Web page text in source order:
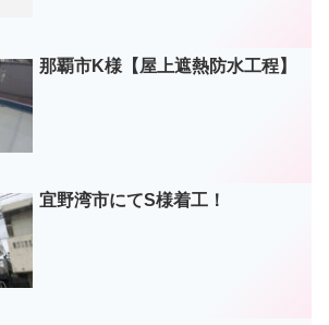
那覇市K様【屋上遮熱防水工程】
宜野湾市にてS様着工！